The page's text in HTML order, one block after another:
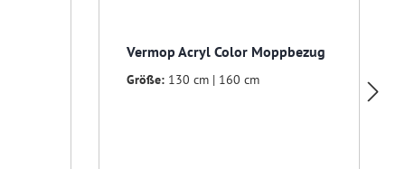
Vermop Acryl Color Moppbezug
Größe: 130 cm | 160 cm